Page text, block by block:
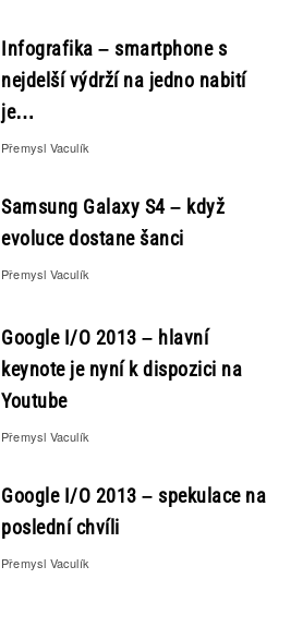
Infografika – smartphone s
nejdelší výdrží na jedno nabití
je…
Přemysl Vaculík
Samsung Galaxy S4 – když
evoluce dostane šanci
Přemysl Vaculík
Google I/O 2013 – hlavní
keynote je nyní k dispozici na
Youtube
Přemysl Vaculík
Google I/O 2013 – spekulace na
poslední chvíli
Přemysl Vaculík